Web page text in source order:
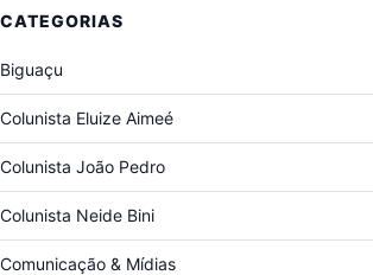
CATEGORIAS
Biguaçu
Colunista Eluize Aimeé
Colunista João Pedro
Colunista Neide Bini
Comunicação & Mídias